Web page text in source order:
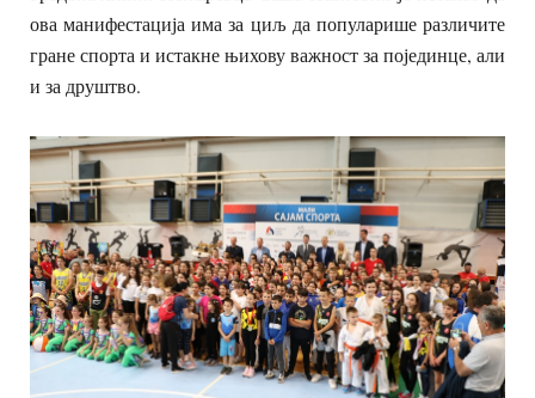
ова манифестација има за циљ да популарише различите
гране спорта и истакне њихову важност за појединце, али
и за друштво.